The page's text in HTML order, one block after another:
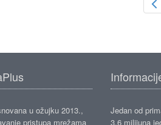
u ožujku 2013.,
pristupa mrežama
Jedan od
3,6 milijuna